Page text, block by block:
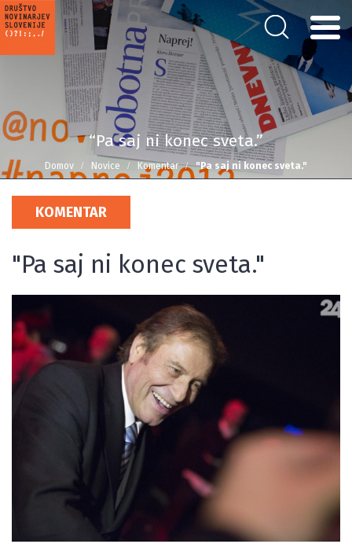
“Pa saj ni konec sveta.”
Domov Novice Komentar "Pa saj ni konec sveta."
KOMENTAR
"Pa saj ni konec sveta."